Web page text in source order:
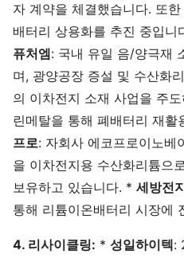
자 계약을 체결했습니다. 또
배터리 상용화를 추진 중입니
퓨처엠: 국내 유일 음/양극재
며, 광양공장 증설 및 수산화
의 이차전지 소재 사업을 주
린메탈을 통해 폐배터리 재
프로: 자회사 에코프로이노베
을 이차전지용 수산화리튬으
보유하고 있습니다. * 세방전
통해 리튬이온배터리 시장에
4. 리사이클링: * 성일하이텍: